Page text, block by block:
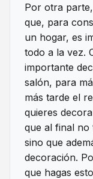
Por otra
que, para
un hogar, es
todo a la vez.
importante
salón, para
más tarde el
quieres
que al final no
sino que
decoración.
que hagas